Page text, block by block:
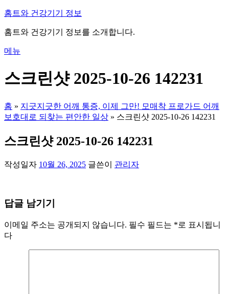
내
으
바
가
홈트와 건강기기 정보
홈트와 건강기기 정보를 소개합니다.
메뉴
스크린샷 2025-10-26 142231
홈 » 지긋지긋한 어깨 통증, 이제 그만! 모매착 프로가드 어깨
보호대로 되찾는 편안한 일상 » 스크린샷 2025-10-26 142231
스크린샷 2025-10-26 142231
작성일자 10월 26, 2025 글쓴이 관리자
답글 남기기
이메일 주소는 공개되지 않습니다. 필수 필드는 *로 표시됩니
다